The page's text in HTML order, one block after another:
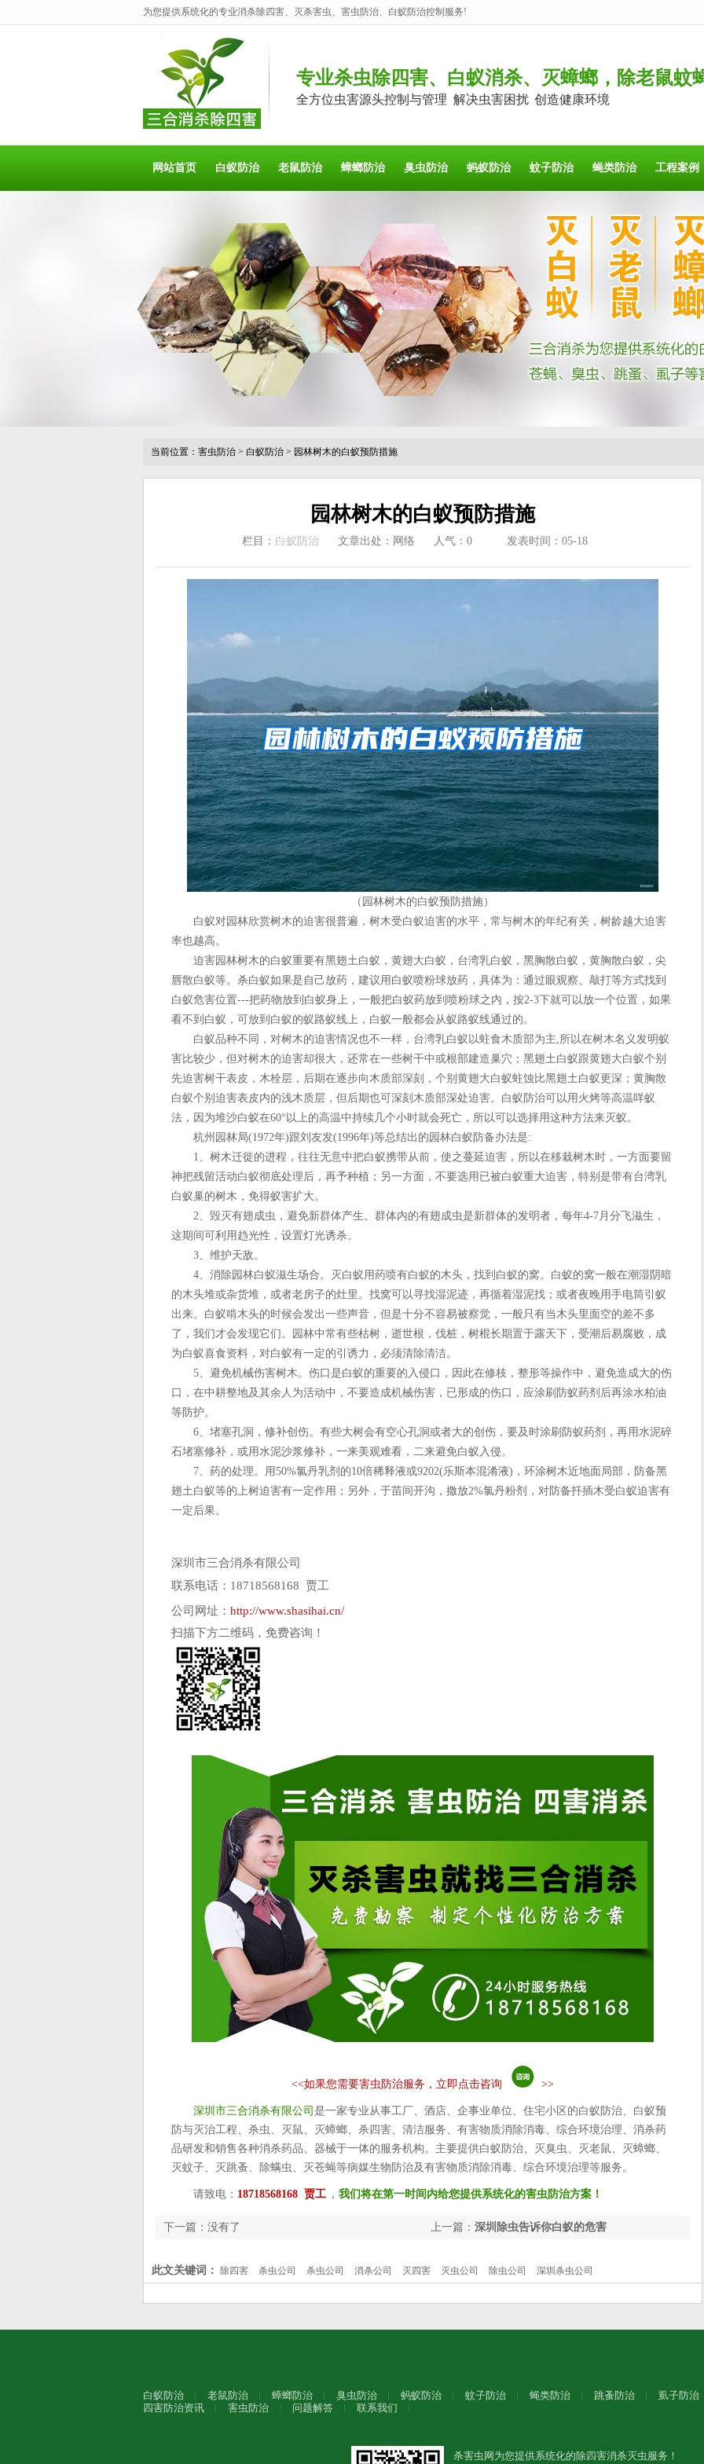
为您提供系统化的专业消杀除四害、灭杀害虫、害虫防治、白蚁防治控制服务!
专业杀虫除四害、白蚁消杀、灭蟑螂，除老鼠蚊
全方位虫害源头控制与管理 解决虫害困扰 创造健康环境
网站首页 白蚁防治 老鼠防治 蟑螂防治 臭虫防治 蚂蚁防治 蚊子防治 蝇类防治 工程案例
当前位置： 害虫防治 > 白蚁防治 > 园林树木的白蚁预防措施
园林树木的白蚁预防措施
栏目： 白蚁防治 文章出处：网络 人气： 0 发表时间：05-18
（园林树木的白蚁预防措施）
白蚁对园林欣赏树木的迫害很普遍，树木受白蚁迫害的水平，常与树木的年纪有关，树龄越大迫害
率也越高。
迫害园林树木的白蚁重要有黑翅土白蚁，黄翅大白蚁，台湾乳白蚁，黑胸散白蚁，黄胸散白蚁，尖
唇散白蚁等。杀白蚁如果是自己放药，建议用白蚁喷粉球放药，具体为：通过眼观察、敲打等方式找到
白蚁危害位置---把药物放到白蚁身上，一般把白蚁药放到喷粉球之内，按2-3下就可以放一个位置，如果
看不到白蚁，可放到白蚁的蚁路蚁线上，白蚁一般都会从蚁路蚁线通过的。
白蚁品种不同，对树木的迫害情况也不一样，台湾乳白蚁以蛀食木质部为主,所以在树木名义发明蚁
害比较少，但对树木的迫害却很大，还常在一些树干中或根部建造巢穴；黑翅土白蚁跟黄翅大白蚁个别
先迫害树干表皮，木栓层，后期在逐步向木质部深刻，个别黄翅大白蚁蛀蚀比黑翅土白蚁更深；黄胸散
白蚁个别迫害表皮内的浅木质层，但后期也可深刻木质部深处迫害。白蚁防治可以用火烤等高温咩蚁
法，因为堆沙白蚁在60°以上的高温中持续几个小时就会死亡，所以可以选择用这种方法来灭蚁。
杭州园林局(1972年)跟刘友发(1996年)等总结出的园林白蚁防备办法是:
1、树木迁徙的进程，往往无意中把白蚁携带从前，使之蔓延迫害，所以在移栽树木时，一方面要留
神把残留活动白蚁彻底处理后，再予种植；另一方面，不要选用已被白蚁重大迫害，特别是带有台湾乳
白蚁巢的树木，免得蚁害扩大。
2、毁灭有翅成虫，避免新群体产生。群体内的有翅成虫是新群体的发明者，每年4-7月分飞滋生，
这期间可利用趋光性，设置灯光诱杀。
3、维护天敌。
4、消除园林白蚁滋生场合。灭白蚁用药喷有白蚁的木头，找到白蚁的窝。白蚁的窝一般在潮湿阴暗
的木头堆或杂货堆，或者老房子的灶里。找窝可以寻找湿泥迹，再循着湿泥找；或者夜晚用手电筒引蚁
出来。白蚁啃木头的时候会发出一些声音，但是十分不容易被察觉，一般只有当木头里面空的差不多
了，我们才会发现它们。园林中常有些枯树，逝世根，伐桩，树棍长期置于露天下，受潮后易腐败，成
为白蚁喜食资料，对白蚁有一定的引诱力，必须清除清洁。
5、避免机械伤害树木。伤口是白蚁的重要的入侵口，因此在修枝，整形等操作中，避免造成大的伤
口，在中耕整地及其余人为活动中，不要造成机械伤害，已形成的伤口，应涂刷防蚁药剂后再涂水柏油
等防护。
6、堵塞孔洞，修补创伤。有些大树会有空心孔洞或者大的创伤，要及时涂刷防蚁药剂，再用水泥碎
石堵塞修补，或用水泥沙浆修补，一来美观难看，二来避免白蚁入侵。
7、药的处理。用50%氯丹乳剂的10倍稀释液或9202(乐斯本混淆液)，环涂树木近地面局部，防备黑
翅土白蚁等的上树迫害有一定作用；另外，于苗间开沟，撒放2%氯丹粉剂，对防备扦插木受白蚁迫害有
一定后果。
深圳市三合消杀有限公司
联系电话：18718568168 贾工
公司网址： http://www.shasihai.cn/
扫描下方二维码，免费咨询！
<<如果您需要害虫防治服务，立即点击咨询 >>
深圳市三合消杀有限公司 是一家专业从事工厂、酒店、企事业单位、住宅小区的白蚁防治、白蚁预
防与灭治工程、杀虫、灭鼠、灭蟑螂、杀四害、清洁服务、有害物质消除消毒、综合环境治理、消杀药
品研发和销售各种消杀药品、器械于一体的服务机构。主要提供白蚁防治、灭臭虫、灭老鼠、灭蟑螂、
灭蚊子、灭跳蚤、除螨虫、灭苍蝇等病媒生物防治及有害物质消除消毒、综合环境治理等服务。
请致电： 18718568168 贾工 ， 我们将在第一时间内给您提供系统化的害虫防治方案！
上一篇： 深圳除虫告诉你白蚁的危害
下一篇：没有了
此文关键词： 除四害 杀虫公司 杀虫公司 消杀公司 灭四害 灭虫公司 除虫公司 深圳杀虫公司
白蚁防治 老鼠防治 蟑螂防治 臭虫防治 蚂蚁防治 蚊子防治 蝇类防治 跳蚤防治
虱子防治
四害防治资讯
害虫防治 问题解答 联系我们
杀害虫网为您提供系统化的除四害消杀灭虫服务！